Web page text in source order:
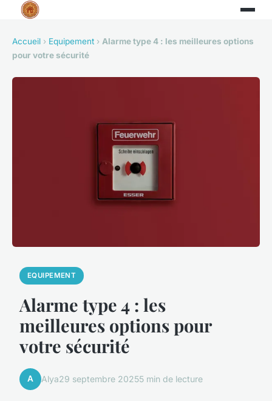
Accueil › Equipement › Alarme type 4 : les meilleures options
pour votre sécurité
EQUIPEMENT
Alarme type 4 : les
meilleures options pour
votre sécurité
A Alya29 septembre 20255 min de lecture